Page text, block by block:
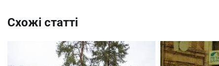
Схожі статті